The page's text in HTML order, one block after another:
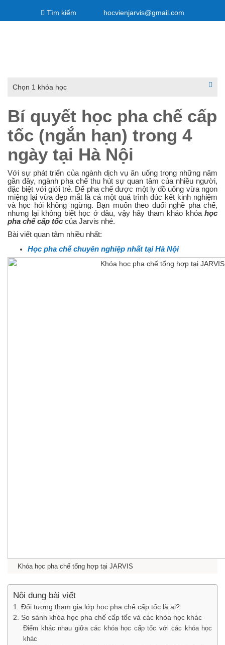
Tìm kiếm hocvienjarvis@gmail.com
Academy
Chọn 1 khóa học
Bí quyết học pha chế cấp
tốc (ngắn hạn) trong 4
ngày tại Hà Nội
Với sự phát triển của ngành dịch vụ ăn uống trong những năm
gần đây, ngành pha chế thu hút sự quan tâm của nhiều người,
đặc biệt với giới trẻ. Để pha chế được một ly đồ uống vừa ngon
miệng lại vừa đẹp mắt là cả một quá trình đúc kết kinh nghiệm
và học hỏi không ngừng. Bạn muốn theo đuổi nghề pha chế,
nhưng lại không biết học ở đâu, vậy hãy tham khảo khóa học
pha chế cấp tốc của Jarvis nhé.
Bài viết quan tâm nhiều nhất:
Học pha chế chuyên nghiệp nhất tại Hà Nội
Khóa học pha chế tổng hợp tại JARVIS
Nội dung bài viết
1. Đối tượng tham gia lớp học pha chế cấp tốc là ai?
2. So sánh khóa học pha chế cấp tốc và các khóa học khác
Điểm khác nhau giữa các khóa học cấp tốc với các khóa học
khác